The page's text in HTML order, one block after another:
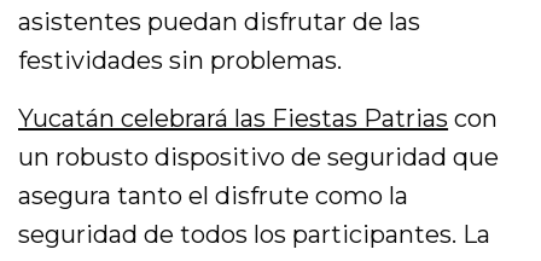
asistentes puedan disfrutar de las
festividades sin problemas.
Yucatán celebrará las Fiestas Patrias con
un robusto dispositivo de seguridad que
asegura tanto el disfrute como la
seguridad de todos los participantes. La